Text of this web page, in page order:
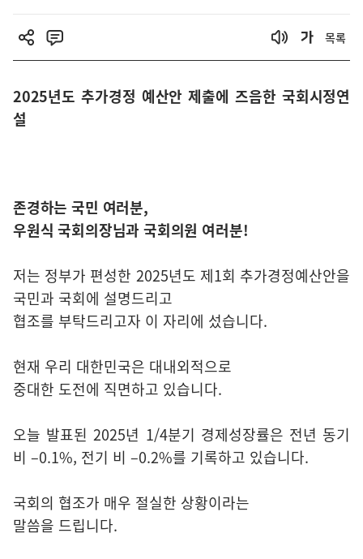
목록
2025년도 추가경정 예산안 제출에 즈음한 국회시정연
설
존경하는 국민 여러분,
우원식 국회의장님과 국회의원 여러분!
저는 정부가 편성한 2025년도 제1회 추가경정예산안을
국민과 국회에 설명드리고
협조를 부탁드리고자 이 자리에 섰습니다.
현재 우리 대한민국은 대내외적으로
중대한 도전에 직면하고 있습니다.
오늘 발표된 2025년 1/4분기 경제성장률은 전년 동기
비 –0.1%, 전기 비 –0.2%를 기록하고 있습니다.
국회의 협조가 매우 절실한 상황이라는
말씀을 드립니다.